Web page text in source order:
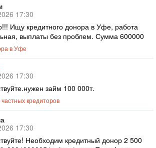
17:30
Ищу кредитного донора в Уфе, работа
выплаты без проблем. Сумма 600000
в Уфе
17:30
займ 100 000т.
кредиторов
17:30
Необходим кредитный донор 2 500